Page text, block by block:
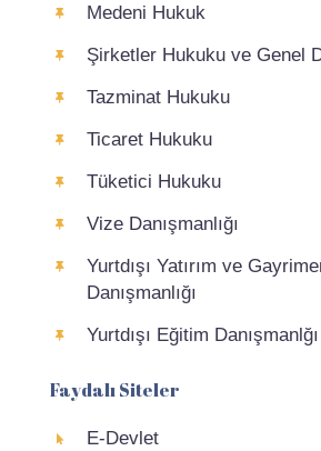
Medeni Hukuk
Şirketler Hukuku ve Genel
Tazminat Hukuku
Ticaret Hukuku
Tüketici Hukuku
Vize Danışmanlığı
Yurtdışı Yatırım ve
Danışmanlığı
Yurtdışı Eğitim Danışmanlğı
Faydalı Siteler
E-Devlet